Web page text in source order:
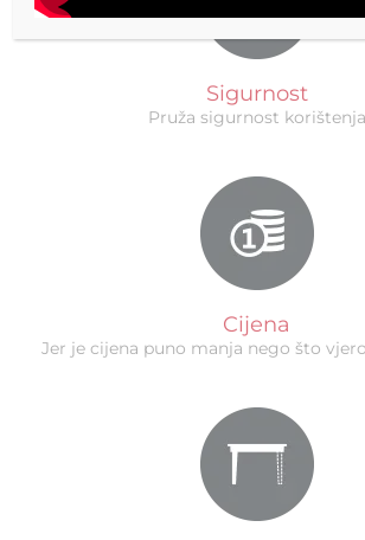
Sigurnost
Pruža sigurnost korištenja
Cijena
Jer je cijena puno manja nego što